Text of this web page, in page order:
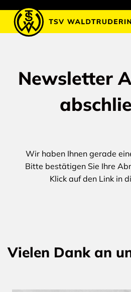
Newsletter
Wir haben Ihnen gerade
Bitte bestätigen Sie Ihre
Klick auf den Link in
Vielen Dank an